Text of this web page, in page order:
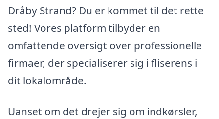
Dråby Strand? Du er kommet til det rette
sted! Vores platform tilbyder en
omfattende oversigt over professionelle
firmaer, der specialiserer sig i fliserens i
dit lokalområde.
Uanset om det drejer sig om indkørsler,